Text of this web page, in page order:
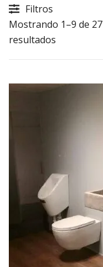
Filtros
Mostrando 1–9 de 27
resultados
high